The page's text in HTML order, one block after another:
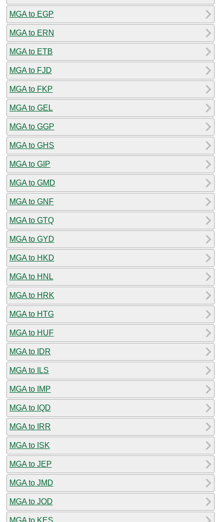
MGA to EGP
MGA to ERN
MGA to ETB
MGA to FJD
MGA to FKP
MGA to GEL
MGA to GGP
MGA to GHS
MGA to GIP
MGA to GMD
MGA to GNF
MGA to GTQ
MGA to GYD
MGA to HKD
MGA to HNL
MGA to HRK
MGA to HTG
MGA to HUF
MGA to IDR
MGA to ILS
MGA to IMP
MGA to IQD
MGA to IRR
MGA to ISK
MGA to JEP
MGA to JMD
MGA to JOD
MGA to KES